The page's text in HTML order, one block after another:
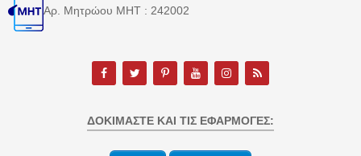
Αρ. Μητρώου MHT : 242002
ΔΟΚΙΜΆΣΤΕ ΚΑΙ ΤΙΣ ΕΦΑΡΜΟΓΈΣ: